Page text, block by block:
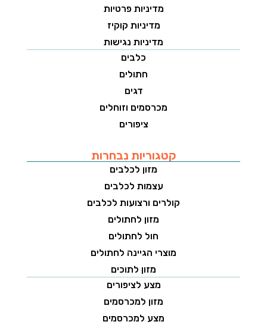
מדיניות פרטיות
מדיניות קוקיז
מדיניות נגישות
כלבים
חתולים
דגים
מכרסמים וזוחלים
ציפורים
קטגוריות נבחרות
מזון לכלבים
עצמות לכלבים
קולרים ורצועות לכלבים
מזון לחתולים
חול לחתולים
מוצרי הגיינה לחתולים
מזון לתוכים
מצע לציפורים
מזון למכרסמים
מצע למכרסמים